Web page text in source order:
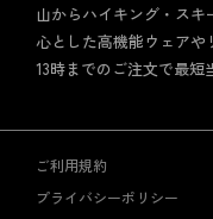
山からハイキング・ス
心とした高機能ウェアや
13時までのご注文で最短
ご利用規約
プライバシーポリシー